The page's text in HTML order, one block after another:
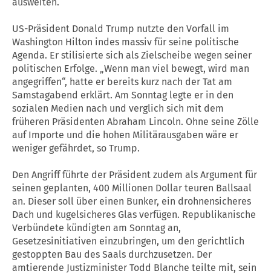
US-Präsident Donald Trump nutzte den Vorfall im
Washington Hilton indes massiv für seine politische
Agenda. Er stilisierte sich als Zielscheibe wegen seiner
politischen Erfolge. „Wenn man viel bewegt, wird man
angegriffen“, hatte er bereits kurz nach der Tat am
Samstagabend erklärt. Am Sonntag legte er in den
sozialen Medien nach und verglich sich mit dem
früheren Präsidenten Abraham Lincoln. Ohne seine Zölle
auf Importe und die hohen Militärausgaben wäre er
weniger gefährdet, so Trump.
Den Angriff führte der Präsident zudem als Argument für
seinen geplanten, 400 Millionen Dollar teuren Ballsaal
an. Dieser soll über einen Bunker, ein drohnensicheres
Dach und kugelsicheres Glas verfügen. Republikanische
Verbündete kündigten am Sonntag an,
Gesetzesinitiativen einzubringen, um den gerichtlich
gestoppten Bau des Saals durchzusetzen. Der
amtierende Justizminister Todd Blanche teilte mit, sein